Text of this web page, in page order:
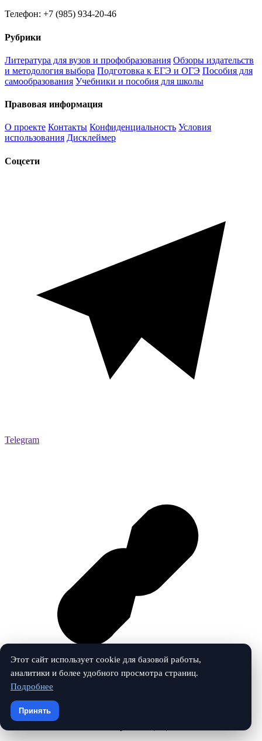
Телефон: +7 (985) 934-20-46
Рубрики
Литература для вузов и профобразования Обзоры издательств
и методология выбора Подготовка к ЕГЭ и ОГЭ Пособия для
самообразования Учебники и пособия для школы
Правовая информация
О проекте Контакты Конфиденциальность Условия
использования Дисклеймер
Соцсети
Telegram
Vk
Этот сайт использует cookie для базовой работы,
аналитики и более удобного просмотра страниц.
Подробнее
Принять